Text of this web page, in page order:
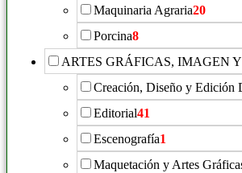
Maquinaria Agraria20
Porcina8
ARTES GRÁFICAS, IMAGEN
Creación, Diseño y Edición
Editorial41
Escenografía1
Maquetación y Artes